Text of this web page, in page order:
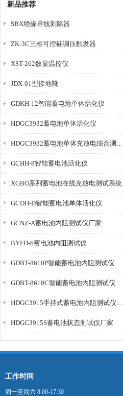
新品推荐
SBX绝缘导线剥除器
ZK-3C三相可控硅调压触发器
XST-262数显温控仪
JDX-01型接地靴
GDKH-12智能蓄电池单体活化仪
HDGC3932蓄电池单体活化仪
HDGC3932蓄电池单体充放电综合测试仪
GCHH-8智能蓄电池活化仪
XGBO系列蓄电池在线充放电测试系统
GCDH-D智能蓄电池单体活化仪
GCNZ-A蓄电池内阻测试仪厂家
BYFD-6蓄电池内阻测试仪
GDBT-8610P智能蓄电池内阻测试仪
GDBT-8610C智能蓄电池内阻测试仪
HDGC3915手持式蓄电池内阻测试仪厂家
HDGC3915S蓄电池状态测试仪厂家
工作时间
周一至周六 8:00-17:30